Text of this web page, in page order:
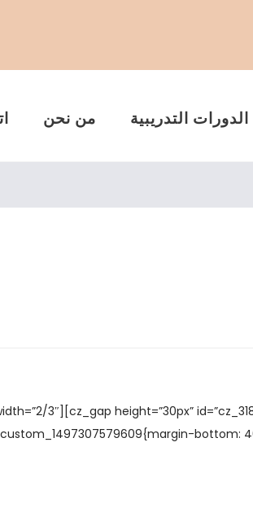
من نحن الدورات التدريبية
3″][cz_gap height=”30px”
bottom: